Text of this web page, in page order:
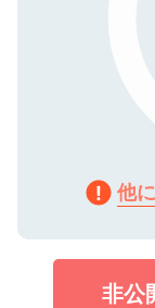
他
非公